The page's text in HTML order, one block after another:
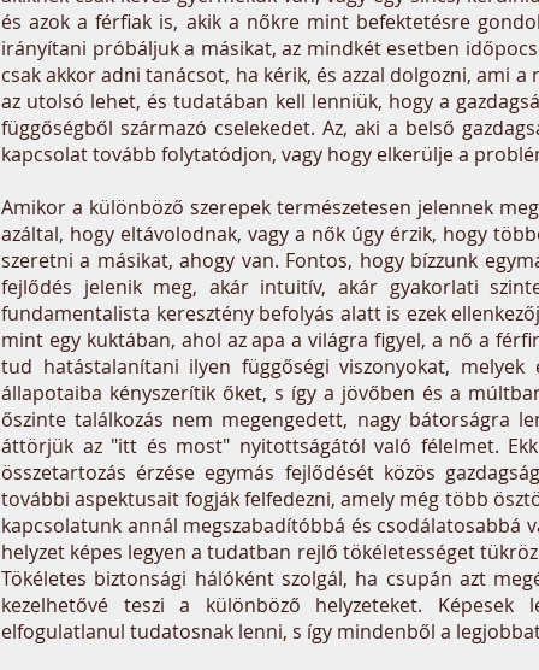
és azok a férfiak is, akik a nőkre mint befektetésre
irányítani próbáljuk a másikat, az mindkét esetben
csak akkor adni tanácsot, ha kérik, és azzal dolgozni, ami
az utolsó lehet, és tudatában kell lenniük, hogy a
függőségből származó cselekedet. Az, aki a belső
kapcsolat tovább folytatódjon, vagy hogy elkerülje a
Amikor a különböző szerepek természetesen jelennek
azáltal, hogy eltávolodnak, vagy a nők úgy érzik, hogy
szeretni a másikat, ahogy van. Fontos, hogy bízzunk
fejlődés jelenik meg, akár intuitív, akár gyakorlati
fundamentalista keresztény befolyás alatt is ezek
mint egy kuktában, ahol az apa a világra figyel, a nő a
tud hatástalanítani ilyen függőségi viszonyokat,
állapotaiba kényszerítik őket, s így a jövőben és a
őszinte találkozás nem megengedett, nagy bátorságra
áttörjük az "itt és most" nyitottságától való félelmet.
összetartozás érzése egymás fejlődését közös
további aspektusait fogják felfedezni, amely még több
kapcsolatunk annál megszabadítóbbá és
helyzet képes legyen a tudatban rejlő tökéletességet
Tökéletes biztonsági hálóként szolgál, ha csupán azt
kezelhetővé teszi a különböző helyzeteket. Képesek
elfogulatlanul tudatosnak lenni, s így mindenből a